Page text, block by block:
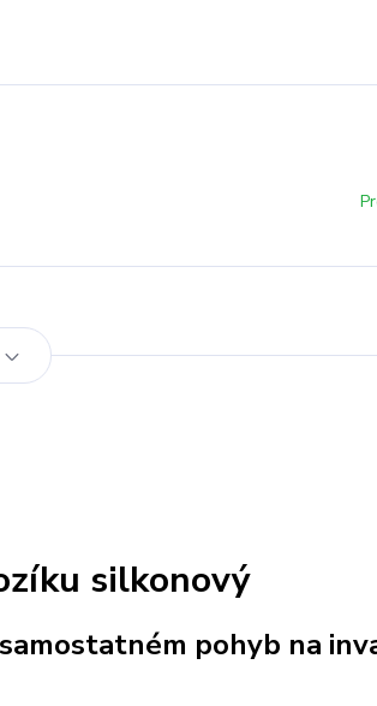
silkonový
pohyb na